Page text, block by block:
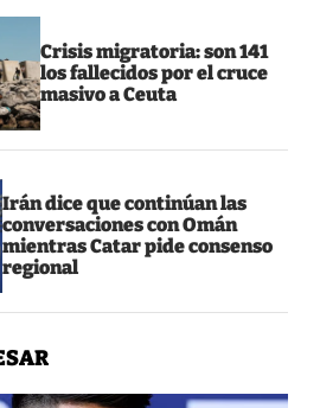
Crisis migratoria: son 141
los fallecidos por el cruce
masivo a Ceuta
Irán dice que continúan las
conversaciones con Omán
mientras Catar pide consenso
regional